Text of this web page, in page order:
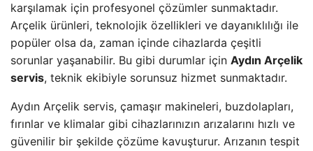
karşılamak için profesyonel çözümler sunmaktadır.
Arçelik ürünleri, teknolojik özellikleri ve dayanıklılığı ile
popüler olsa da, zaman içinde cihazlarda çeşitli
sorunlar yaşanabilir. Bu gibi durumlar için Aydın Arçelik
servis, teknik ekibiyle sorunsuz hizmet sunmaktadır.
Aydın Arçelik servis, çamaşır makineleri, buzdolapları,
fırınlar ve klimalar gibi cihazlarınızın arızalarını hızlı ve
güvenilir bir şekilde çözüme kavuşturur. Arızanın tespit